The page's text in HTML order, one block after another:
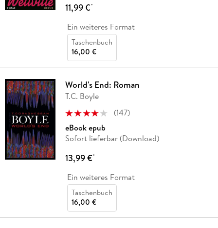
11,99 €*
Ein weiteres Format
Taschenbuch
16,00 €
World's End: Roman
T.C. Boyle
(147)
eBook epub
Sofort lieferbar (Download)
13,99 €*
Ein weiteres Format
Taschenbuch
16,00 €